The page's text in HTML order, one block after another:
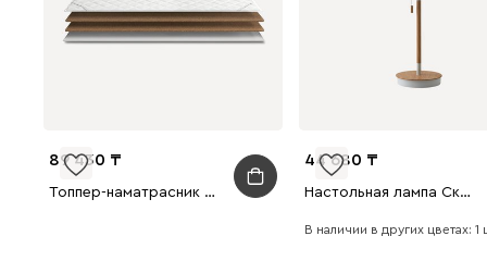
89 430
Топпер-наматрасник Тейн 160x200
44 680
Настольная лампа Сканди Белый
В наличии в других цветах: 1